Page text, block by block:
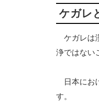
ケガレ
ケガレは
浄ではない
日本にお
す。